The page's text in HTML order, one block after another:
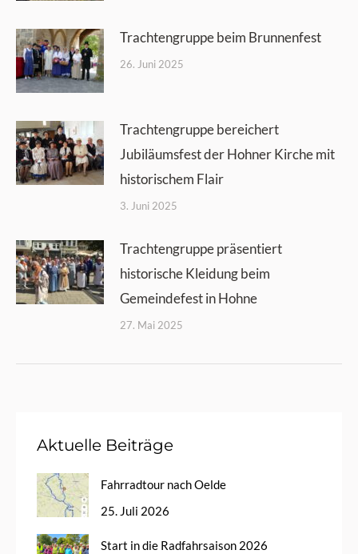
Trachtengruppe beim Brunnenfest
26. Juni 2025
Trachtengruppe bereichert
Jubiläumsfest der Hohner Kirche mit
historischem Flair
3. Juni 2025
Trachtengruppe präsentiert
historische Kleidung beim
Gemeindefest in Hohne
27. Mai 2025
Aktuelle Beiträge
Fahrradtour nach Oelde
25. Juli 2026
Start in die Radfahrsaison 2026